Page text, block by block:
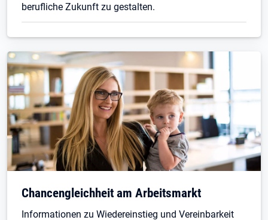
berufliche Zukunft zu gestalten.
Chancengleichheit am Arbeitsmarkt
Informationen zu Wiedereinstieg und Vereinbarkeit